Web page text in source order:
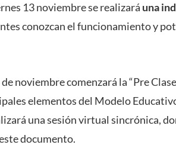
13 noviembre se realizará una
conozcan el funcionamiento y
noviembre comenzará la “Pre
elementos del Modelo
una sesión virtual sincrónica,
documento.